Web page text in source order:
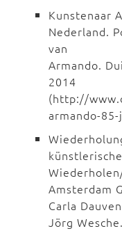
Kunstenaar
Nederland.
van
Armando.
2014
(http://
armando-
Amsterdam
Carla
Jörg